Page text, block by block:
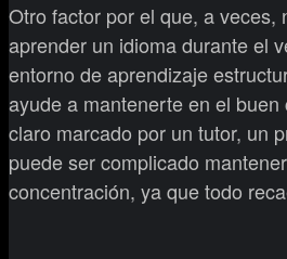
Otro factor por el que, a veces,
aprender un idioma durante el
entorno de aprendizaje
ayude a mantenerte en el
claro marcado por un tutor, un
puede ser complicado
concentración, ya que todo